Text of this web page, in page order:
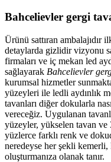
Bahcelievler gergi
Ürünü sattıran ambalajıdır
detaylarda gizlidir vizyonu
firmaları ve iç mekan led
sağlayarak Bahcelievler
kurumsal hizmetler
yüzeyleri ile ledli aydınlık
tavanları diğer dokularla
vereceğiz. Uygulanan
yüzeyler, yükselen tavan
yüzlerce farklı renk ve
neredeyse her şekli
oluşturmanıza olanak tanır.